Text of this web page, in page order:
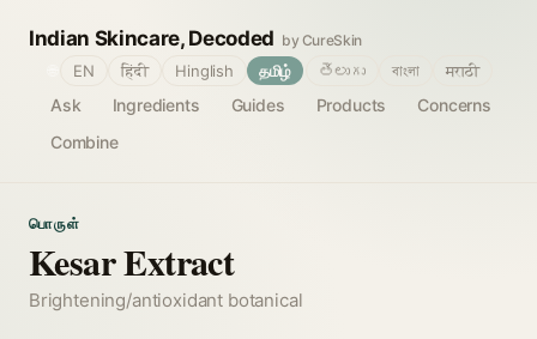
Indian Skincare, Decoded by CureSkin
Ask Ingredients Guides Products
Concerns
Combine
EN हिंदी Hinglish தமிழ் తెలుగు বাংলা मराठी
பொருள்
Kesar Extract
Brightening/antioxidant botanical